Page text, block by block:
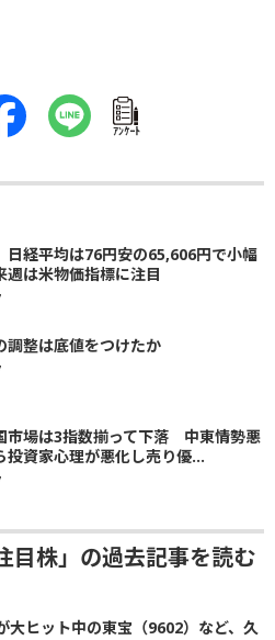
ｱﾝｹｰﾄ
日経平均は76円安の65,606円で小幅
は米物価指標に注目
調整は底値をつけたか
市場は3指数揃って下落 中東情勢悪
投資家心理が悪化し売り優...
目株」の過去記事を読む
大ヒット中の東宝（9602）など、久